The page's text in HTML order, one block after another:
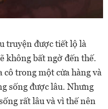
truyện được tiết lộ là
không bất ngờ đến thế.
trong một cửa hàng và
sống được lâu. Nhưng
rất lâu và vì thế nên